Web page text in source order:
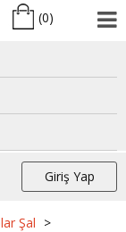
(0)
Giriş Yap
Şal >